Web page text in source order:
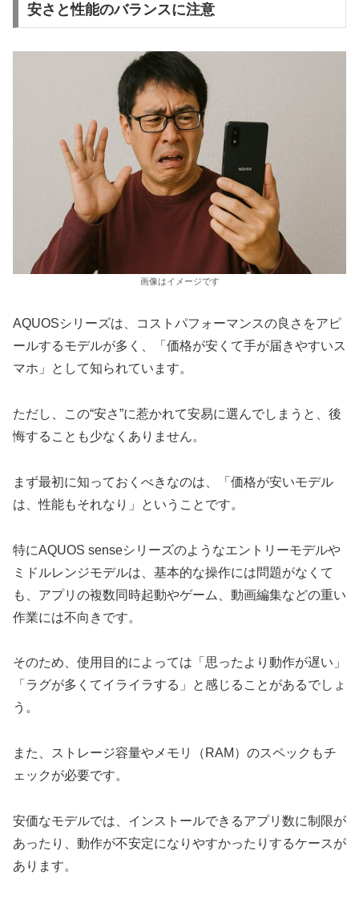
安さと性能のバランスに注意
画像はイメージです
AQUOSシリーズは、コストパフォーマンスの良さをアピ
ールするモデルが多く、「価格が安くて手が届きやすいス
マホ」として知られています。
ただし、この“安さ”に惹かれて安易に選んでしまうと、後
悔することも少なくありません。
まず最初に知っておくべきなのは、「価格が安いモデル
は、性能もそれなり」ということです。
特にAQUOS senseシリーズのようなエントリーモデルや
ミドルレンジモデルは、基本的な操作には問題がなくて
も、アプリの複数同時起動やゲーム、動画編集などの重い
作業には不向きです。
そのため、使用目的によっては「思ったより動作が遅い」
「ラグが多くてイライラする」と感じることがあるでしょ
う。
また、ストレージ容量やメモリ（RAM）のスペックもチ
ェックが必要です。
安価なモデルでは、インストールできるアプリ数に制限が
あったり、動作が不安定になりやすかったりするケースが
あります。